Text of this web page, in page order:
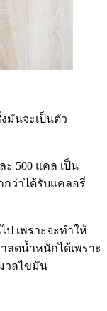
มันจะเป็นตัว
500 แคล เป็น
กว่าได้รับแคลอรี่
ป เพราะจะทำให้
ลดน้ำหนักได้เพราะ
วลไขมัน